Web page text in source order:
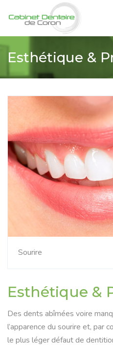
Esthétique &
Sourire
Esthétique &
Des dents abîmées voire
l’apparence du sourire et, par
le plus léger défaut de